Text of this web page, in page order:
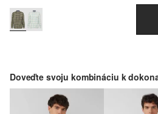
Doveďte svoju kombináciu k